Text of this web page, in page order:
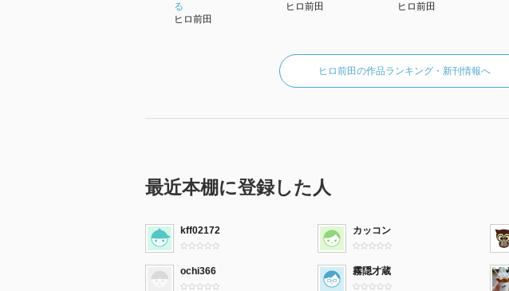
る
ヒロ前田
ヒロ前田
ヒロ前田
ヒロ前田の作品ランキング・新刊情報へ
最近本棚に登録した人
kff02172 カッコン
ochi366 霧隠才蔵